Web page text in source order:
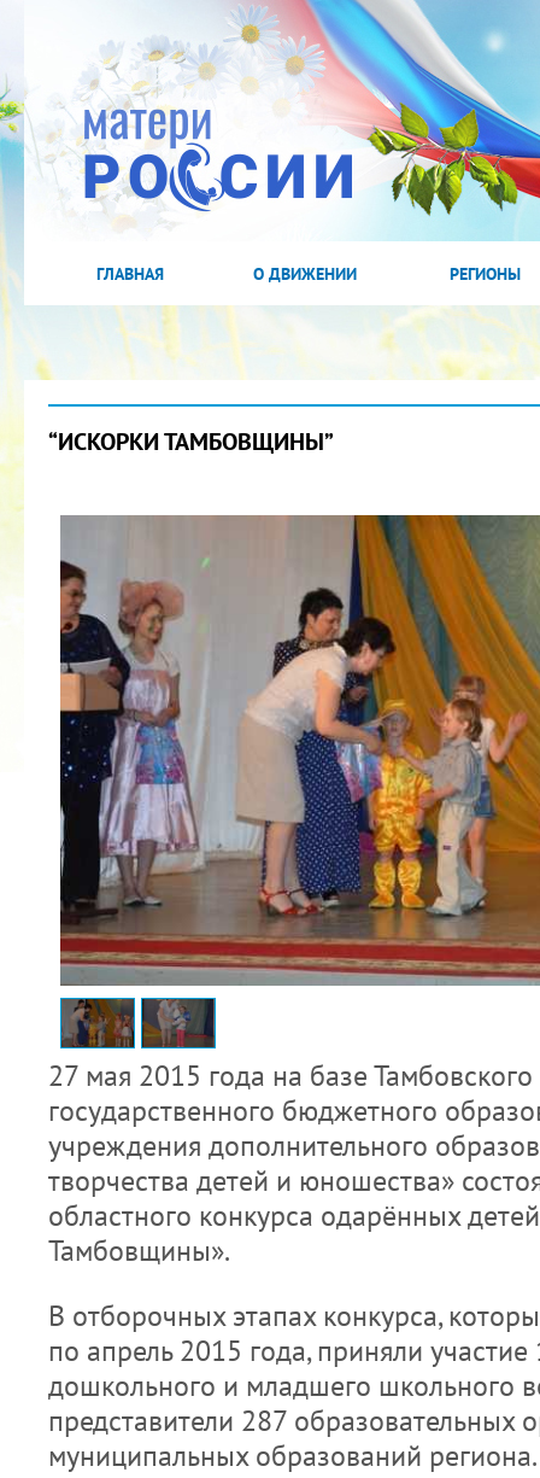
ГЛАВНАЯ О ДВИЖЕНИИ РЕГИОНЫ
“ИСКОРКИ ТАМБОВЩИНЫ”
27 мая 2015 года на базе
государственного бюджетного
учреждения дополнительного
творчества детей и юношества»
областного конкурса одарённых
Тамбовщины».
В отборочных этапах конкурса,
по апрель 2015 года, приняли
дошкольного и младшего школьного
представители 287 образовательных
муниципальных образований региона.
2022 ГОД ПРОВОЗГЛАШЕН ГОДОМ
МАТЕРИ В ЯКУТИИ
19.12.2021